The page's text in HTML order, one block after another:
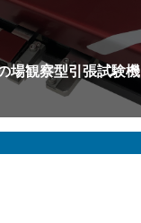
場観察型引張試験機